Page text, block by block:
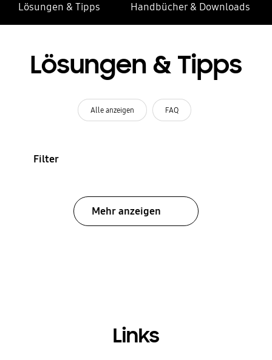
Lösungen & Tipps Handbücher & Downloads
Lösungen & Tipps
Alle anzeigen FAQ
Filter
Mehr anzeigen
Links